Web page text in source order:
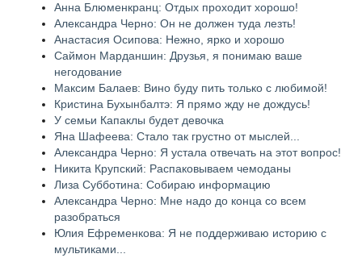
Анна Блюменкранц: Отдых проходит хорошо!
Александра Черно: Он не должен туда лезть!
Анастасия Осипова: Нежно, ярко и хорошо
Саймон Марданшин: Друзья, я понимаю ваше
негодование
Максим Балаев: Вино буду пить только с любимой!
Кристина Бухынбалтэ: Я прямо жду не дождусь!
У семьи Капаклы будет девочка
Яна Шафеева: Стало так грустно от мыслей...
Александра Черно: Я устала отвечать на этот вопрос!
Никита Крупский: Распаковываем чемоданы
Лиза Субботина: Собираю информацию
Александра Черно: Мне надо до конца со всем
разобраться
Юлия Ефременкова: Я не поддерживаю историю с
мультиками...